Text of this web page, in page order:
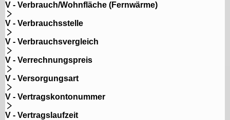
V - Verbrauch/Wohnfläche (Fernwärme)
V - Verbrauchsstelle
V - Verbrauchsvergleich
V - Verrechnungspreis
V - Versorgungsart
V - Vertragskontonummer
V - Vertragslaufzeit